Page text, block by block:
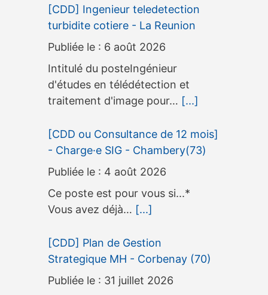
[CDD] Ingenieur teledetection
turbidite cotiere - La Reunion
6 août 2026
Intitulé du posteIngénieur
d'études en télédétection et
traitement d'image pour… [...]
[CDD ou Consultance de 12 mois]
- Charge·e SIG - Chambery(73)
4 août 2026
Ce poste est pour vous si...*
Vous avez déjà… [...]
[CDD] Plan de Gestion
Strategique MH - Corbenay (70)
31 juillet 2026